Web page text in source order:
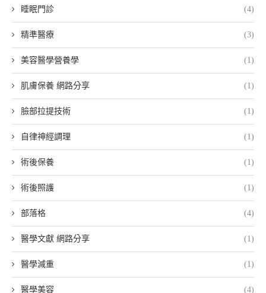
睡眠門診 (4)
精準醫療 (3)
美容醫學營養學 (1)
肌膚保養 網路分享 (1)
臉部拉提技術 (1)
自律神經調理 (1)
術後保養 (1)
術後照護 (1)
部落格 (4)
醫學文獻 網路分享 (1)
醫學減重 (1)
醫學美容 (4)